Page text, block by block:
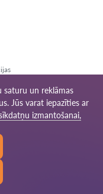
saturu un reklāmas
Jūs varat iepazīties ar
izmantošanai,